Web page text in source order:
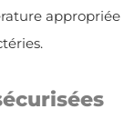
appropriée